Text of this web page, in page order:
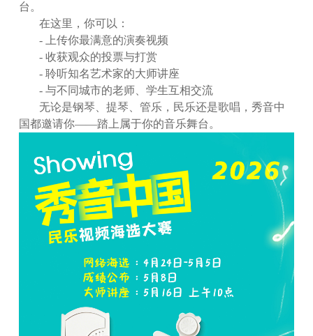
台。
在这里，你可以：
- 上传你最满意的演奏视频
- 收获观众的投票与打赏
- 聆听知名艺术家的大师讲座
- 与不同城市的老师、学生互相交流
无论是钢琴、提琴、管乐，民乐还是歌唱 ，秀音中
国都邀请你——踏上属于你的音乐舞台 。